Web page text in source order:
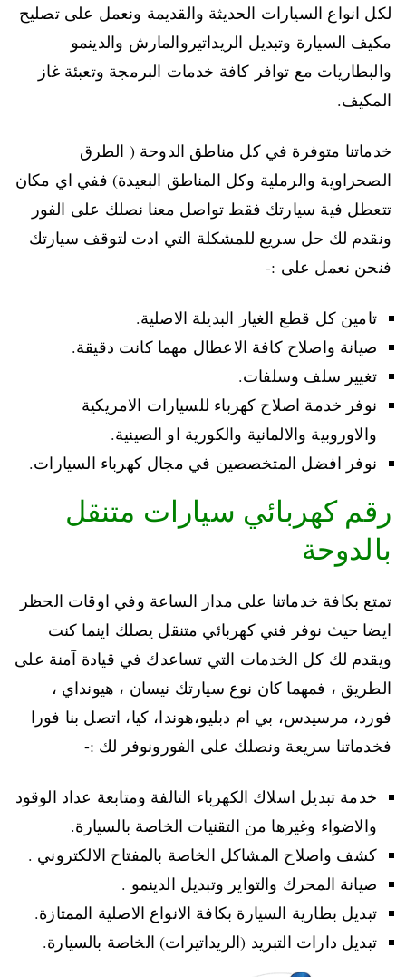
لكل انواع السيارات الحديثة والقديمة ونعمل على تصليح
مكيف السيارة وتبديل الريداتيروالمارش والدينمو
والبطاريات مع توافر كافة خدمات البرمجة وتعبئة غاز
المكيف.
خدماتنا متوفرة في كل مناطق الدوحة ( الطرق
الصحراوية والرملية وكل المناطق البعيدة) ففي اي مكان
تتعطل فية سيارتك فقط تواصل معنا نصلك على الفور
ونقدم لك حل سريع للمشكلة التي ادت لتوقف سيارتك
فنحن نعمل على :-
تامين كل قطع الغيار البديلة الاصلية.
صيانة واصلاح كافة الاعطال مهما كانت دقيقة.
تغيير سلف وسلفات.
نوفر خدمة اصلاح كهرباء للسيارات الامريكية
والاوروبية والالمانية والكورية او الصينية.
نوفر افضل المتخصصين في مجال كهرباء السيارات.
رقم كهربائي سيارات متنقل
بالدوحة
تمتع بكافة خدماتنا على مدار الساعة وفي اوقات الحظر
ايضا حيث نوفر فني كهربائي متنقل يصلك اينما كنت
ويقدم لك كل الخدمات التي تساعدك في قيادة آمنة على
الطريق ، فمهما كان نوع سيارتك نيسان ، هيونداي ،
فورد، مرسيدس، بي ام دبليو،هوندا، كيا، اتصل بنا فورا
فخدماتنا سريعة ونصلك على الفورونوفر لك :-
خدمة تبديل اسلاك الكهرباء التالفة ومتابعة عداد الوقود
والاضواء وغيرها من التقنيات الخاصة بالسيارة.
كشف واصلاح المشاكل الخاصة بالمفتاح الالكتروني .
صيانة المحرك والتواير وتبديل الدينمو .
تبديل بطارية السيارة بكافة الانواع الاصلية الممتازة.
تبديل دارات التبريد (الريداتيرات) الخاصة بالسيارة.